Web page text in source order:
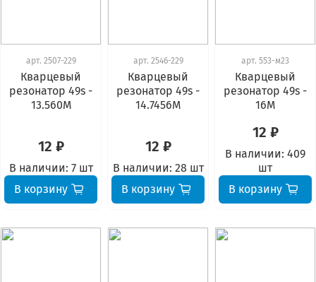
арт. 2507-229
Кварцевый
резонатор 49s -
13.560М
12 ₽
В наличии: 7 шт
В корзину
арт. 2546-229
Кварцевый
резонатор 49s -
14.7456М
12 ₽
В наличии: 28 шт
В корзину
арт. 553-м23
Кварцевый
резонатор 49s -
16М
12 ₽
В наличии: 409
шт
В корзину